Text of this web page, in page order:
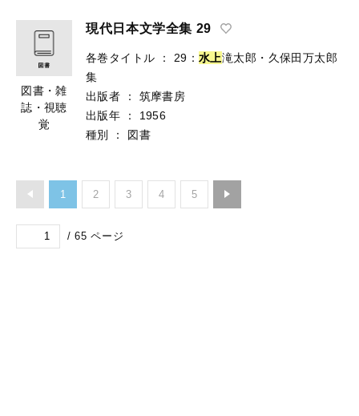
図書・雑
誌・視聴
覚
現代日本文学全集 29
各巻タイトル ： 29：水 上滝太郎・久保田万太郎
集
出版者
：
筑摩書房
出版年
：
1956
種別
： 図書
1 2 3 4 5
/ 65 ページ